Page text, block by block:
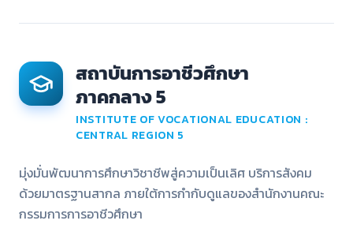
สถาบันการอาชีวศึกษา
ภาคกลาง 5
INSTITUTE OF VOCATIONAL EDUCATION :
CENTRAL REGION 5
มุ่งมั่นพัฒนาการศึกษาวิชาชีพสู่ความเป็นเลิศ บริการสังคม
ด้วยมาตรฐานสากล ภายใต้การกำกับดูแลของสำนักงานคณะ
กรรมการการอาชีวศึกษา